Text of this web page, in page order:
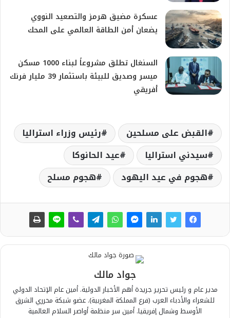
عسكرة مضيق هرمز والتصعيد النووي
يضعان أمن الطاقة العالمي على المحك
السنغال تطلق مشروعاً لبناء 1000 مسكن
ميسر وصديق للبيئة باستثمار 39 مليار فرنك
أفريقي
القبض على مسلحين
رئيس وزراء استراليا
سيدني استراليا
عيد الحانوكا
هجوم في عيد اليهود
هجوم مسلح
جواد مالك
مدير عام و رئيس تحرير جريدة أهم الأخبار الدولية. أمين عام الإتحاد الدولي
للشعراء والأدباء العرب (فرع المملكة المغربية). عضو شبكة محرري الشرق
الأوسط وشمال إفريقيا. أمين سر منظمة أواصر السلام العالمية